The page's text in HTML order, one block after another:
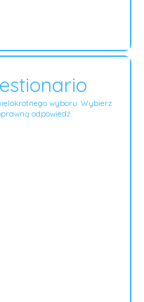
wyboru. Wybierz
odpowiedź.